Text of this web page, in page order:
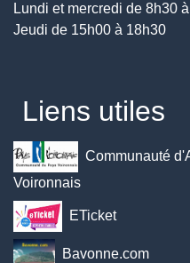
Lundi et mercredi de 8h30
Jeudi de 15h00 à 18h30
Liens utiles
Communauté
Voironnais
ETicket
Bavonne.com